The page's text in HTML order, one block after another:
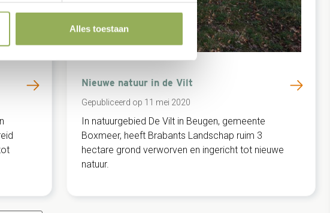
Alles toestaan
Natuurontwikkeling
Nieuwe natuur in de Vilt
Gepubliceerd op 11 mei 2020
In natuurgebied De Vilt in Beugen, gemeente
Boxmeer, heeft Brabants Landschap ruim 3
hectare grond verworven en ingericht tot nieuwe
natuur.